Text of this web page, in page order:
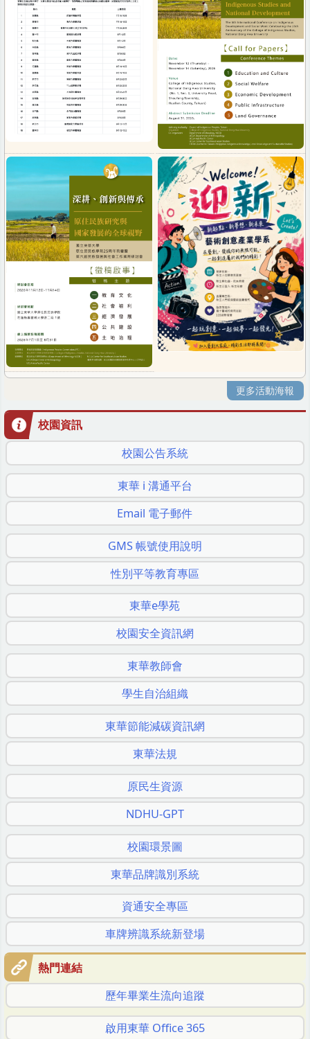
更多活動海報
校園資訊
校園公告系統
東華 i 溝通平台
Email 電子郵件
GMS 帳號使用說明
性別平等教育專區
東華e學苑
校園安全資訊網
東華教師會
學生自治組織
東華節能減碳資訊網
東華法規
原民生資源
NDHU-GPT
校園環景圖
東華品牌識別系統
資通安全專區
車牌辨識系統新登場
熱門連結
歷年畢業生流向追蹤
啟用東華 Office 365